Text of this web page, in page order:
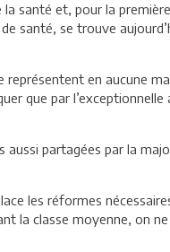
santé et, pour la
santé, se trouve
en aucune
que par
partagées par la
les réformes
la classe moyenne, on